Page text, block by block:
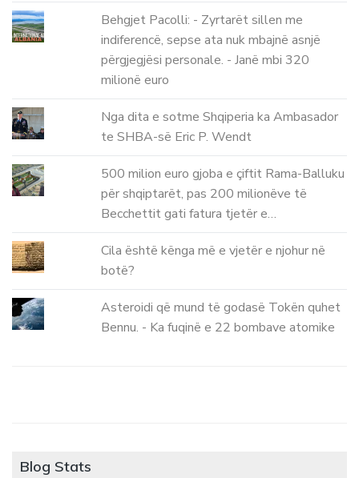
Behgjet Pacolli: - Zyrtarët sillen me
indiferencë, sepse ata nuk mbajnë asnjë
përgjegjësi personale. - Janë mbi 320
milionë euro
Nga dita e sotme Shqiperia ka Ambasador
te SHBA-së Eric P. Wendt
500 milion euro gjoba e çiftit Rama-Balluku
për shqiptarët, pas 200 milionëve të
Becchettit gati fatura tjetër e…
Cila është kënga më e vjetër e njohur në
botë?
Asteroidi që mund të godasë Tokën quhet
Bennu. - Ka fuqinë e 22 bombave atomike
Blog Stats